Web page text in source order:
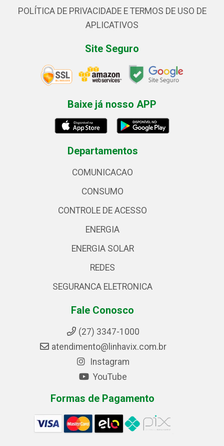
POLÍTICA DE PRIVACIDADE E TERMOS DE USO DE
APLICATIVOS
Site Seguro
Baixe já nosso APP
Departamentos
COMUNICACAO
CONSUMO
CONTROLE DE ACESSO
ENERGIA
ENERGIA SOLAR
REDES
SEGURANCA ELETRONICA
Fale Conosco
(27) 3347-1000
atendimento@linhavix.com.br
Instagram
YouTube
Formas de Pagamento